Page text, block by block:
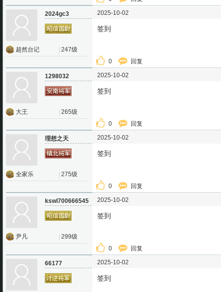
2024gc3
超然台记 247级
2025-10-02
签到
0 回复
1298032
大王 265级
2025-10-02
签到
0 回复
理想之天
全家乐 275级
2025-10-02
签到
0 回复
kswl700666545
尹凡 299级
2025-10-02
签到
0 回复
66177 2025-10-02
签到